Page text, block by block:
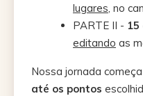
lugares , no
PARTE II - 15
editando as
Nossa jornada começa
até os pontos